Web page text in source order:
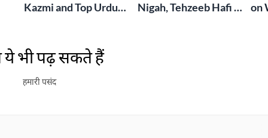
Kazmi and Top Urdu
London Grand
Mushaira
Nigah, Tehzeeb Hafi &
on
भी पढ़ सकते हैं
हमारी पसंद